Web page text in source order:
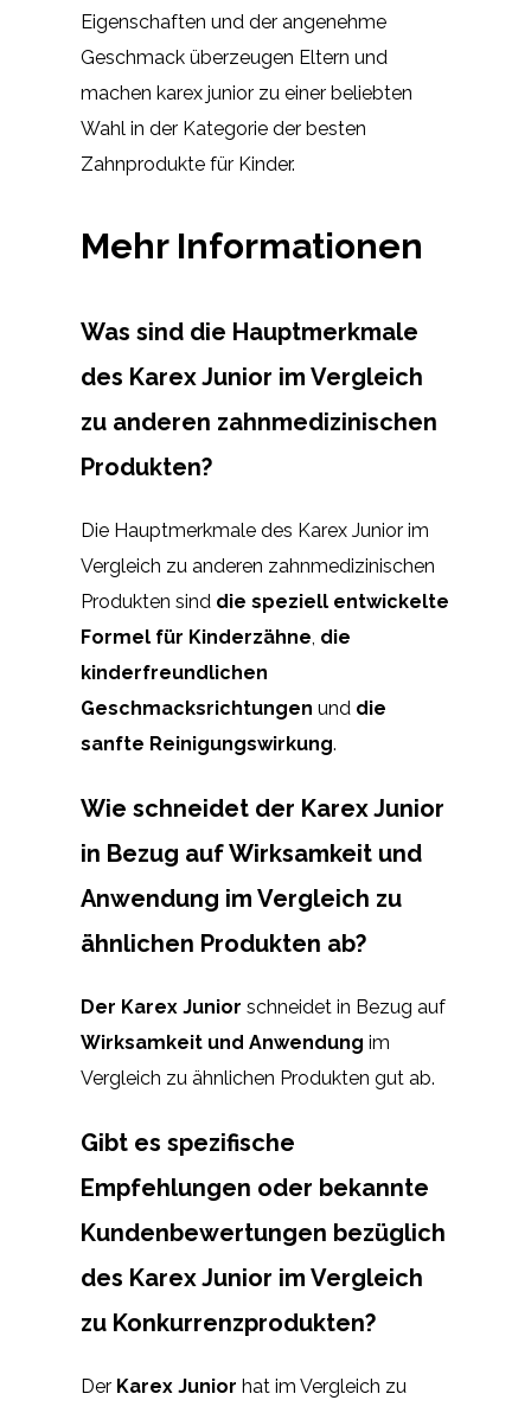
Eigenschaften und der angenehme
Geschmack überzeugen Eltern und
machen karex junior zu einer beliebten
Wahl in der Kategorie der besten
Zahnprodukte für Kinder.
Mehr Informationen
Was sind die Hauptmerkmale
des Karex Junior im Vergleich
zu anderen zahnmedizinischen
Produkten?
Die Hauptmerkmale des Karex Junior im
Vergleich zu anderen zahnmedizinischen
Produkten sind die speziell entwickelte
Formel für Kinderzähne, die
kinderfreundlichen
Geschmacksrichtungen und die
sanfte Reinigungswirkung.
Wie schneidet der Karex Junior
in Bezug auf Wirksamkeit und
Anwendung im Vergleich zu
ähnlichen Produkten ab?
Der Karex Junior schneidet in Bezug auf
Wirksamkeit und Anwendung im
Vergleich zu ähnlichen Produkten gut ab.
Gibt es spezifische
Empfehlungen oder bekannte
Kundenbewertungen bezüglich
des Karex Junior im Vergleich
zu Konkurrenzprodukten?
Der Karex Junior hat im Vergleich zu